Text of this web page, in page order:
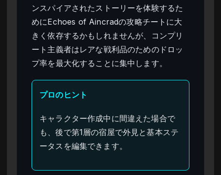
ンスパイアされたストーリーを体験するた
めにEchoes of Aincradの攻略チートに大
きく依存するかもしれませんが、コンプリ
ート主義者はレアな戦利品のためのドロッ
プ率を最大化することに集中します。
プロのヒント
キャラクター作成中に間違えた場合で
も、後で第1層の宿屋で外見と基本ステ
ータスを編集できます。